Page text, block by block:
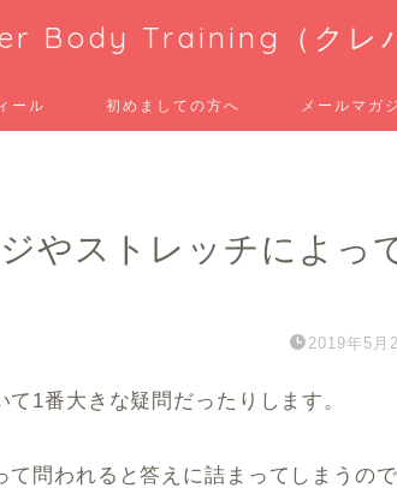
Body Training（クレ
ール 初めましての方へ メールマガ
やストレッチによっ
2019年5月
1番大きな疑問だったりします。
問われると答えに詰まってしまうの